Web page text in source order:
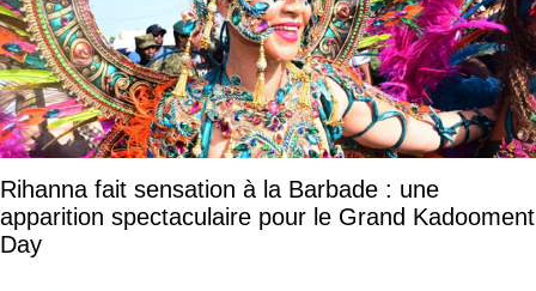
Rihanna fait sensation à la Barbade : une
apparition spectaculaire pour le Grand Kadooment
Day